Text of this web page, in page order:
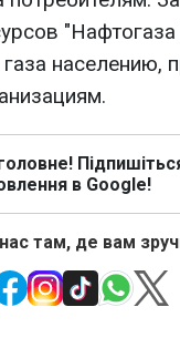
населению,
в Google!
там, де вам